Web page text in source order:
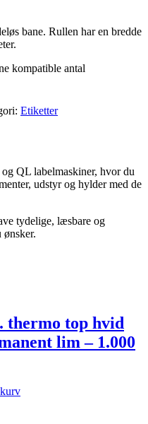
bane. Rullen har en bredde
kompatible antal
Etiketter
QL labelmaskiner, hvor du
udstyr og hylder med de
tydelige, læsbare og
ønsker.
thermo top hvid
lim – 1.000